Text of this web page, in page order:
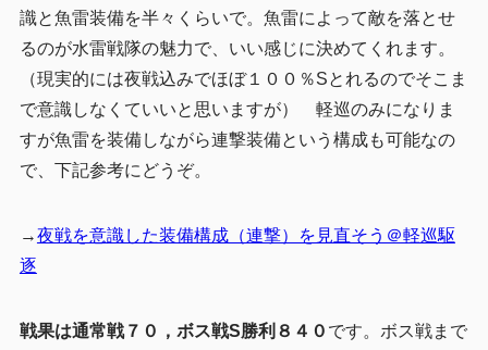
識と魚雷装備を半々くらいで。魚雷によって敵を落とせ
るのが水雷戦隊の魅力で、いい感じに決めてくれます。
（現実的には夜戦込みでほぼ１００％Sとれるのでそこま
で意識しなくていいと思いますが） 軽巡のみになりま
すが魚雷を装備しながら連撃装備という構成も可能なの
で、下記参考にどうぞ。
→夜戦を意識した装備構成（連撃）を見直そう＠軽巡駆
逐
戦果は通常戦７０，ボス戦S勝利８４０ です。ボス戦まで